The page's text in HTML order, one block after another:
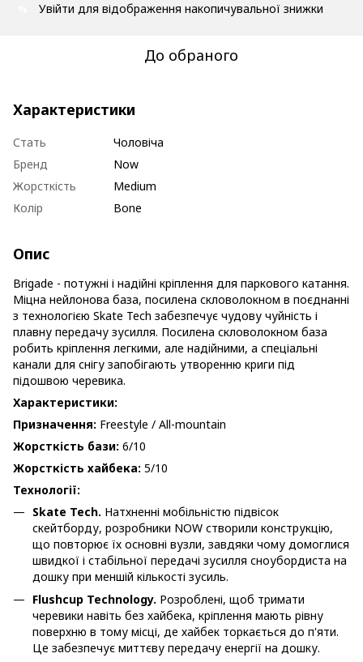
Увійти для відображення накопичувальної знижки
До обраного
Характеристики
Стать
Чоловіча
Бренд
Now
Жорсткість
Medium
Колір
Bone
Опис
Brigade - потужні і надійні кріплення для паркового катання.
Міцна нейлонова база, посилена скловолокном в поєднанні
з технологією Skate Tech забезпечує чудову чуйність і
плавну передачу зусилля. Посилена скловолокном база
робить кріплення легкими, але надійними, а спеціальні
канали для снігу запобігають утворенню криги під
підошвою черевика.
Характеристики:
Призначення: Freestyle / All-mountain
Жорсткість бази: 6/10
Жорсткість хайбека: 5/10
Технології:
Skate Tech. Натхненні мобільністю підвісок
скейтборду, розробники NOW створили конструкцію,
що повторює їх основні вузли, завдяки чому домоглися
швидкої і стабільної передачі зусилля сноубордиста на
дошку при меншій кількості зусиль.
Flushcup Technology. Розроблені, щоб тримати
черевики навіть без хайбека, кріплення мають рівну
поверхню в тому місці, де хайбек торкається до п'яти.
Це забезпечує миттєву передачу енергії на дошку.